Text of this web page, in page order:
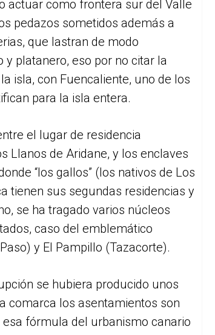
actuar como frontera sur del Valle
pedazos sometidos además a
que lastran de modo
platanero, eso por no citar la
isla, con Fuencaliente, uno de los
para la isla entera.
el lugar de residencia
Llanos de Aridane, y los enclaves
“los gallos” (los nativos de Los
tienen sus segundas residencias y
se ha tragado varios núcleos
caso del emblemático
y El Pampillo (Tazacorte).
se hubiera producido unos
comarca los asentamientos son
fórmula del urbanismo canario